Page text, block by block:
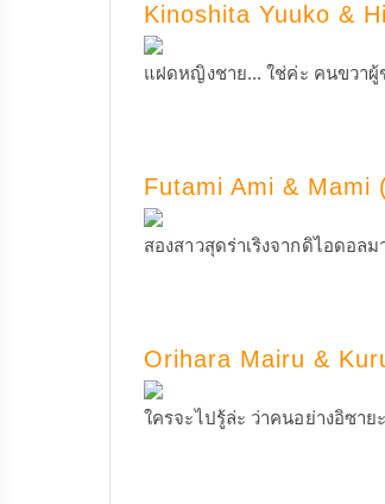
Kinoshita Yuuko &
แฝดหญิงชาย... ใช่ค่ะ คนขวาผู้
Futami Ami & Mami
สองสาวสุดร่าเริงจากดิไอดอลม
Orihara Mairu &
ใครจะไปรู้ล่ะ ว่าคนอย่างอิซา